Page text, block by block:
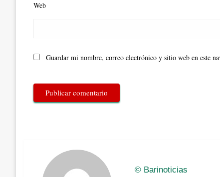
Web
Guardar mi nombre, correo electrónico y sitio web en este
© Barinoticias